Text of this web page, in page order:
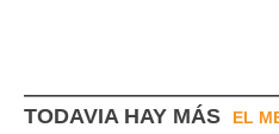
TODAVIA HAY MÁS EL